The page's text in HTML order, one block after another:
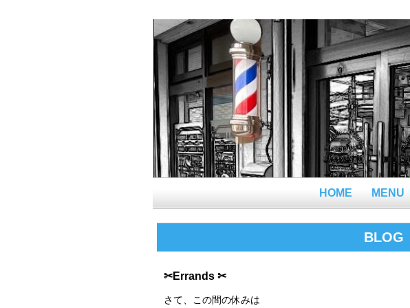
HOME MENU
BLOG
✂︎Errands ✂︎
さて、この間の休みは